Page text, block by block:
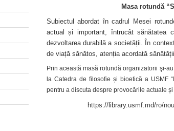
Masa rotundă
Subiectul abordat în cadrul Mesei
actual și important, întrucât sănătatea
dezvoltarea durabilă a societății. În
de viață sănătos, atenția acordată
Prin această masă rotundă organizatorii şi-
la Catedra de filosofie și bioetică a USMF
pentru a discuta despre provocările actuale
https://library.usmf.md/ro/